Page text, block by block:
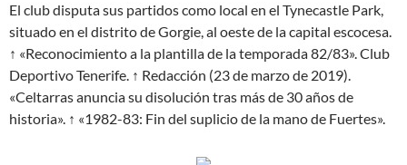
El club disputa sus partidos como local en el Tynecastle Park,
situado en el distrito de Gorgie, al oeste de la capital escocesa.
↑ «Reconocimiento a la plantilla de la temporada 82/83». Club
Deportivo Tenerife. ↑ Redacción (23 de marzo de 2019).
«Celtarras anuncia su disolución tras más de 30 años de
historia». ↑ «1982-83: Fin del suplicio de la mano de Fuertes».